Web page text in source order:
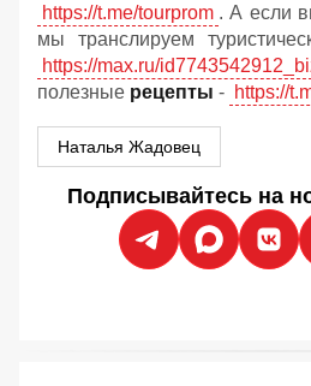
https://t.me/tourprom . А если
мы транслируем
https://max.ru/
полезные рецепты - https://
Наталья Жадовец
Подписывайтесь на